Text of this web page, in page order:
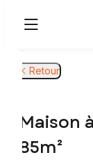
Retour
Maison
85m²